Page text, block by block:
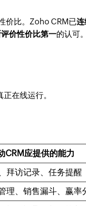
价比。Zoho CRM已
价性价比第一的认可
在线运行。
CRM应提供的能力
拜访记录、任务提醒
理、销售漏斗、赢率